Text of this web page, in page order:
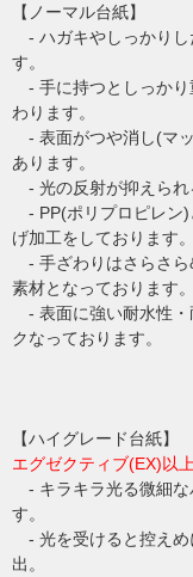
【ノーマル台紙】
- ハガキやしっかりし
す。
- 手に持つとしっかり
わります。
- 表面がつや消し(マ
あります。
- 光の反射が抑えられ
- PP(ポリプロピレン)
げ加工をしております。
- 手ざわりはさらさら
素材となっております。
- 表面に強い耐水性・
クなっております。
【ハイグレード台紙】
エグゼクティブ(EX)以
- キラキラ光る微細な
す。
- 光を受けると控えめ
出。